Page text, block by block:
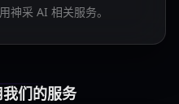
神采 AI 相关服务。
们的服务